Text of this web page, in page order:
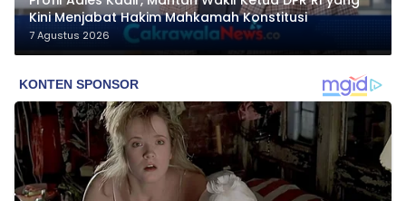
Kini Menjabat Hakim Mahkamah Konstitusi
7 Agustus 2026